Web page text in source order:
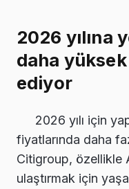
2026 yılına
daha
ediyor
2026 yılı için
fiyatlarında daha
Citigroup, özellikle
ulaştırmak için